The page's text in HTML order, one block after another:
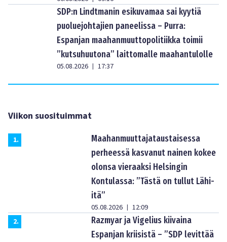
SDP:n Lindtmanin esikuvamaa sai kyytiä
puoluejohtajien paneelissa – Purra:
Espanjan maahanmuuttopolitiikka toimii
”kutsuhuutona” laittomalle maahantulolle
05.08.2026 | 17:37
Viikon suosituimmat
1.
Maahanmuuttajataustaisessa
perheessä kasvanut nainen kokee
olonsa vieraaksi Helsingin
Kontulassa: ”Tästä on tullut Lähi-
itä”
05.08.2026 | 12:09
2.
Razmyar ja Vigelius kiivaina
Espanjan kriisistä – ”SDP levittää